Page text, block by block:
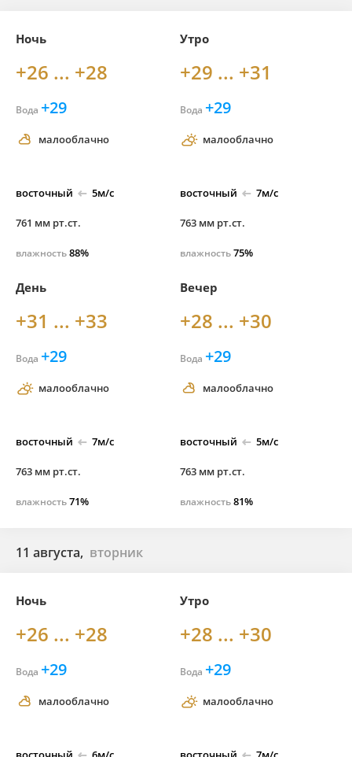
Ночь
+26 ... +28
Вода +29
малооблачно
восточный 5м/с
761 мм рт.ст.
влажность88%
Утро
+29 ... +31
Вода +29
малооблачно
восточный 7м/с
763 мм рт.ст.
влажность75%
День
+31 ... +33
Вода +29
малооблачно
восточный 7м/с
763 мм рт.ст.
влажность71%
Вечер
+28 ... +30
Вода +29
малооблачно
восточный 5м/с
763 мм рт.ст.
влажность81%
11 августа, вторник
Ночь
+26 ... +28
Вода +29
малооблачно
Утро
+28 ... +30
Вода +29
малооблачно